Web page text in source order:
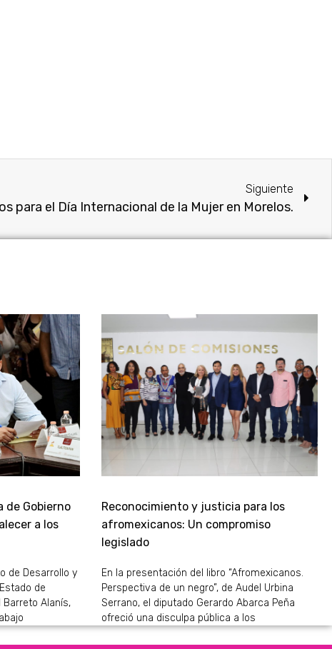
Siguiente
para el Día Internacional de la Mujer en Morelos.
de Gobierno
a los
de Desarrollo y
de
Barreto Alanís,
Reconocimiento y justicia para los
afromexicanos: Un compromiso
legislado
En la presentación del libro “Afromexicanos.
Perspectiva de un negro”, de Audel Urbina
Serrano, el diputado Gerardo Abarca Peña
ofreció una disculpa pública a los